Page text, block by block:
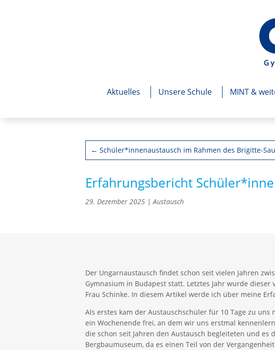
Aktuelles Unsere Schule MINT &
←Schüler*innenaustausch im Rahmen des Brigitte-
Erfahrungsbericht
29. Dezember 2025 |Austausch
Der Ungarnaustausch findet schon seit vielen Jahren
Gymnasium in Budapest statt. Letztes Jahr wurde
Frau Schinke. In diesem Artikel werde ich über meine
Als erstes kam der Austauschschüler für 10 Tage zu
ein Wochenende frei, an dem wir uns erstmal
die schon seit Jahren den Austausch begleiteten und es
Bergbaumuseum, da es einen Teil von der